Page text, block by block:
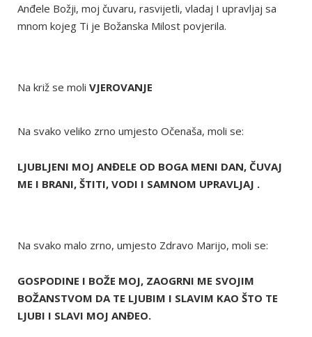
Anđele Božji, moj čuvaru, rasvijetli, vladaj I upravljaj sa
mnom kojeg Ti je Božanska Milost povjerila.
Na križ se moli VJEROVANJE
Na svako veliko zrno umjesto Očenaša, moli se:
LJUBLJENI MOJ ANĐELE OD BOGA MENI DAN, ČUVAJ
ME I BRANI, ŠTITI, VODI I SAMNOM UPRAVLJAJ .
Na svako malo zrno, umjesto Zdravo Marijo, moli se:
GOSPODINE I BOŽE MOJ, ZAOGRNI ME SVOJIM
BOŽANSTVOM DA TE LJUBIM I SLAVIM KAO ŠTO TE
LJUBI I SLAVI MOJ ANĐEO.